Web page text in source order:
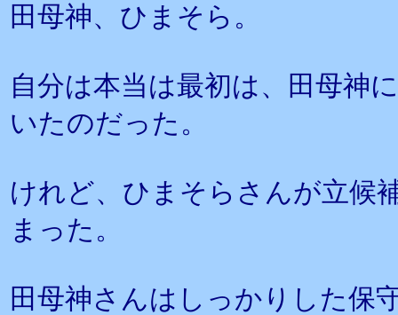
田母神、ひまそら。
自分は本当は最初は、田母神
いたのだった。
けれど、ひまそらさんが立候
まった。
田母神さんはしっかりした保